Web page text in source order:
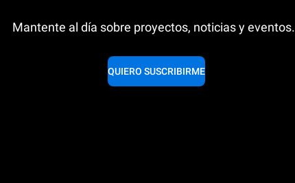
Mantente al día sobre proyectos, noticias y eventos.
QUIERO SUSCRIBIRME